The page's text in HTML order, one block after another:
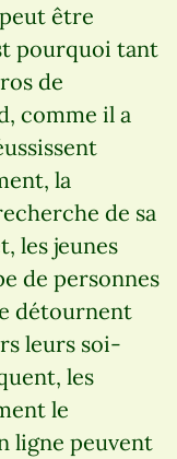
être
pourquoi tant
de
comme il a
la
de sa
les jeunes
de personnes
détournent
leurs soi-
les
le
ligne peuvent